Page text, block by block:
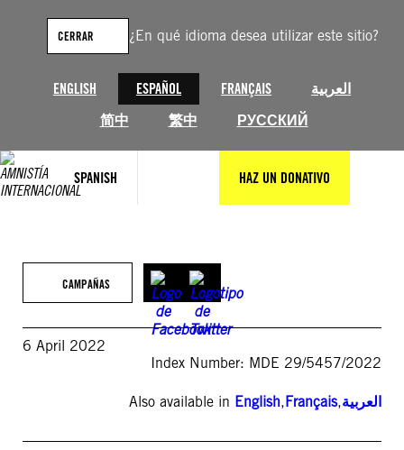
¿En qué idioma desea utilizar este sitio?
ENGLISH ESPAÑOL FRANÇAIS
العربية
简中
繁中 РУССКИЙ
CERRAR
SPANISH HAZ UN DONATIVO
contenido
CAMPAÑAS
6 April 2022
Index Number: MDE 29/5457/2022
Also available in English,Français,العربية